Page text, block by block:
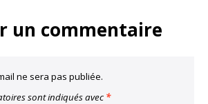
un commentaire
ne sera pas publiée.
sont indiqués avec *